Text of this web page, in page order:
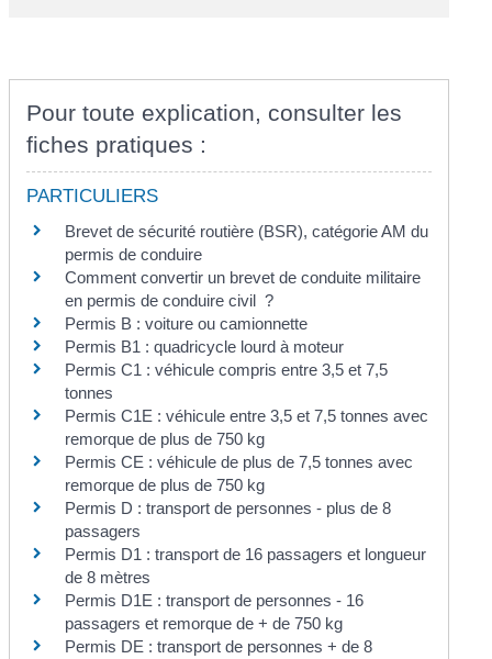
Pour toute explication, consulter les
fiches pratiques :
PARTICULIERS
Brevet de sécurité routière (BSR), catégorie AM du
permis de conduire
Comment convertir un brevet de conduite militaire
en permis de conduire civil ?
Permis B : voiture ou camionnette
Permis B1 : quadricycle lourd à moteur
Permis C1 : véhicule compris entre 3,5 et 7,5
tonnes
Permis C1E : véhicule entre 3,5 et 7,5 tonnes avec
remorque de plus de 750 kg
Permis CE : véhicule de plus de 7,5 tonnes avec
remorque de plus de 750 kg
Permis D : transport de personnes - plus de 8
passagers
Permis D1 : transport de 16 passagers et longueur
de 8 mètres
Permis D1E : transport de personnes - 16
passagers et remorque de + de 750 kg
Permis DE : transport de personnes + de 8